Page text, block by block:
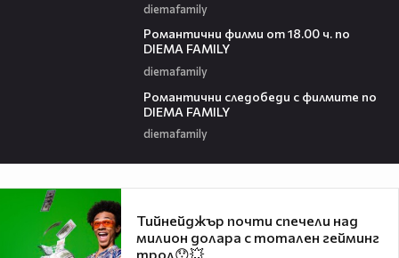
diemafamily
Романтични филми от 18.00 ч. по
DIEMA FAMILY
diemafamily
Романтични следобеди с филмите по
DIEMA FAMILY
diemafamily
Тийнейджър почти спечели над
милион долара с тотален гейминг
трол😯💥